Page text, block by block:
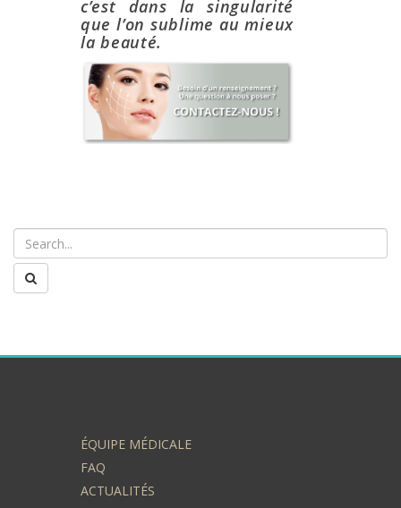
c’est dans la singularité
que l’on sublime au mieux
la beauté.
ÉQUIPE MÉDICALE
FAQ
ACTUALITÉS